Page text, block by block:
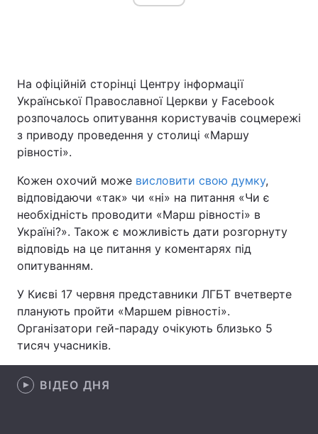
Головна
Україна Політика
Економіка Світ
Спорт Наука
Зброя Інциденти
Здоров'я
На офіційній сторінці Центру інформації
Української Православної Церкви у Facebook
розпочалось опитування користувачів соцмережі
з приводу проведення у столиці «Маршу
рівності».
Кожен охочий може висловити свою думку,
відповідаючи «так» чи «ні» на питання «Чи є
необхідність проводити «Марш рівності» в
Україні?». Також є можливість дати розгорнуту
відповідь на це питання у коментарях під
опитуванням.
У Києві 17 червня представники ЛГБТ вчетверте
планують пройти «Маршем рівності».
Організатори гей-параду очікують близько 5
тисяч учасників.
ВІДЕО ДНЯ